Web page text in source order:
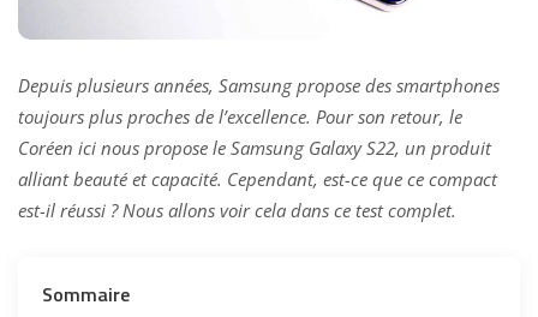
Depuis plusieurs années, Samsung propose des smartphones
toujours plus proches de l’excellence. Pour son retour, le
Coréen ici nous propose le Samsung Galaxy S22, un produit
alliant beauté et capacité. Cependant, est-ce que ce compact
est-il réussi ? Nous allons voir cela dans ce test complet.
Sommaire